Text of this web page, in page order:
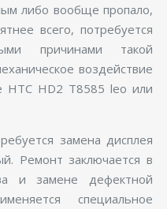
либо вообще пропало,
всего, потребуется
причинами такой
воздействие
HTC HD2 T8585 leo или
замена дисплея
Ремонт заключается в
и замене дефектной
специальное